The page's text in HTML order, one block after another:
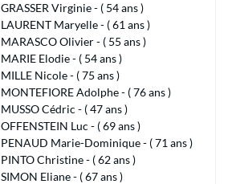
GRASSER Virginie - ( 54 ans )
LAURENT Maryelle - ( 61 ans )
MARASCO Olivier - ( 55 ans )
MARIE Elodie - ( 54 ans )
MILLE Nicole - ( 75 ans )
MONTEFIORE Adolphe - ( 76 ans )
MUSSO Cédric - ( 47 ans )
OFFENSTEIN Luc - ( 69 ans )
PENAUD Marie-Dominique - ( 71 ans )
PINTO Christine - ( 62 ans )
SIMON Eliane - ( 67 ans )